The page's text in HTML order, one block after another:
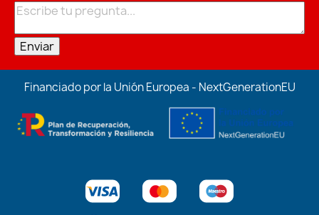
Enviar
Financiado por la Unión Europea - NextGenerationEU